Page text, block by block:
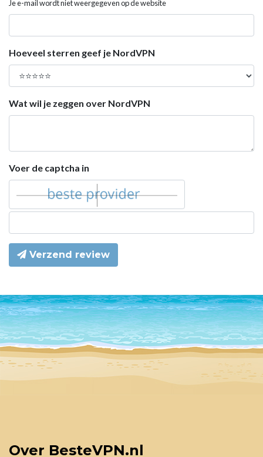
Je e-mail wordt niet weergegeven op de website
Hoeveel sterren geef je NordVPN
Wat wil je zeggen over NordVPN
Voer de captcha in
Verzend review
Over BesteVPN.nl